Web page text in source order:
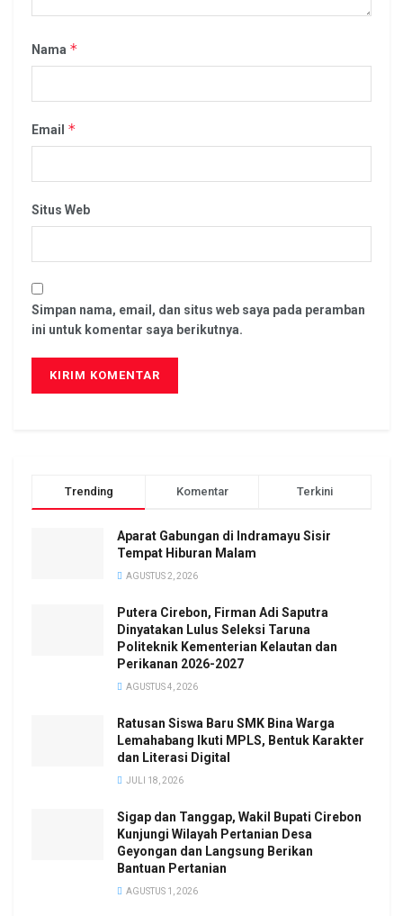
Nama *
Email *
Situs Web
Simpan nama, email, dan situs web saya pada peramban
ini untuk komentar saya berikutnya.
Trending Komentar Terkini
Aparat Gabungan di Indramayu Sisir
Tempat Hiburan Malam
AGUSTUS 2, 2026
Putera Cirebon, Firman Adi Saputra
Dinyatakan Lulus Seleksi Taruna
Politeknik Kementerian Kelautan dan
Perikanan 2026-2027
AGUSTUS 4, 2026
Ratusan Siswa Baru SMK Bina Warga
Lemahabang Ikuti MPLS, Bentuk Karakter
dan Literasi Digital
JULI 18, 2026
Sigap dan Tanggap, Wakil Bupati Cirebon
Kunjungi Wilayah Pertanian Desa
Geyongan dan Langsung Berikan
Bantuan Pertanian
AGUSTUS 1, 2026